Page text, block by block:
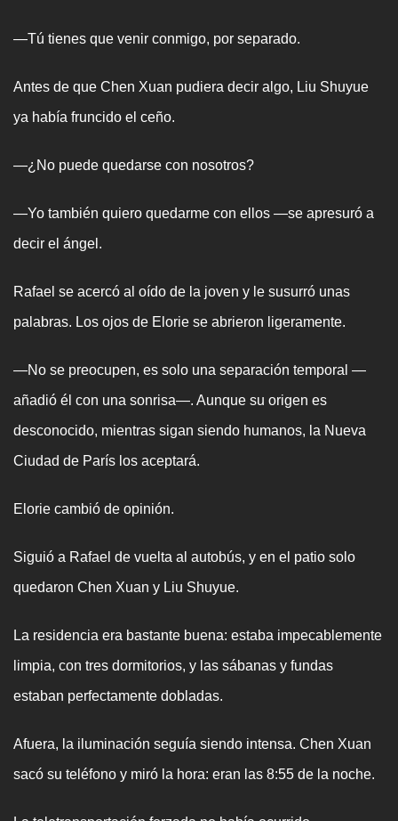
—Tú tienes que venir conmigo, por separado.
Antes de que Chen Xuan pudiera decir algo, Liu Shuyue
ya había fruncido el ceño.
—¿No puede quedarse con nosotros?
—Yo también quiero quedarme con ellos —se apresuró a
decir el ángel.
Rafael se acercó al oído de la joven y le susurró unas
palabras. Los ojos de Elorie se abrieron ligeramente.
—No se preocupen, es solo una separación temporal —
añadió él con una sonrisa—. Aunque su origen es
desconocido, mientras sigan siendo humanos, la Nueva
Ciudad de París los aceptará.
Elorie cambió de opinión.
Siguió a Rafael de vuelta al autobús, y en el patio solo
quedaron Chen Xuan y Liu Shuyue.
La residencia era bastante buena: estaba impecablemente
limpia, con tres dormitorios, y las sábanas y fundas
estaban perfectamente dobladas.
Afuera, la iluminación seguía siendo intensa. Chen Xuan
sacó su teléfono y miró la hora: eran las 8:55 de la noche.